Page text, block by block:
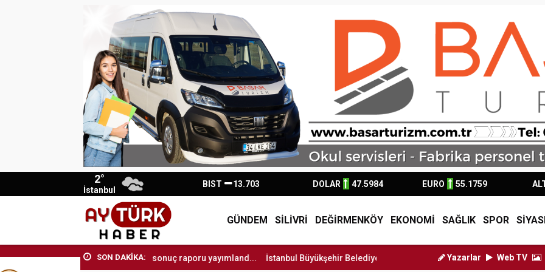
2°
İstanbul
BIST 13.703 DOLAR 47.5984 EURO 55.1759
GÜNDEM SİLİVRİ DEĞİRMENKÖY EKONOMİ SAĞLIK SPOR
SON DAKİKA:
LGS’de ilk yerleştirme sonuç raporu yayımland... İstanbul Büyükşehir Belediye Başkan Vekili Nu... Silivri Belediyesi'nden
Yazarlar Web TV